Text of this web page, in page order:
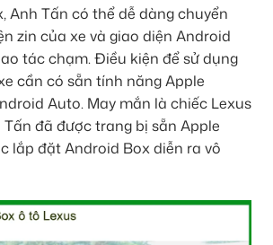
Anh Tấn có thể dễ dàng chuyển
zin của xe và giao diện Android
tác chạm. Điều kiện để sử dụng
cần có sẵn tính năng Apple
Auto. May mắn là chiếc Lexus
Tấn đã được trang bị sẵn Apple
lắp đặt Android Box diễn ra vô